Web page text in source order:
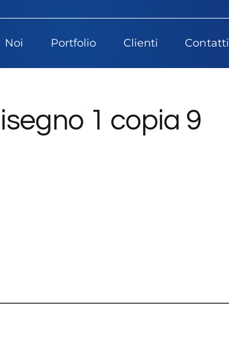
Noi Portfolio Clienti Contatti
1 copia 9